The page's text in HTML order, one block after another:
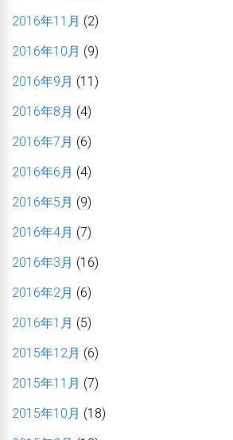
2016年11月 (2)
2016年10月 (9)
2016年9月 (11)
2016年8月 (4)
2016年7月 (6)
2016年6月 (4)
2016年5月 (9)
2016年4月 (7)
2016年3月 (16)
2016年2月 (6)
2016年1月 (5)
2015年12月 (6)
2015年11月 (7)
2015年10月 (18)